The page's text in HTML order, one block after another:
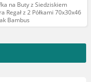
na Buty z Siedziskiem
Regał z 2 Półkami 70x30x46
Bambus